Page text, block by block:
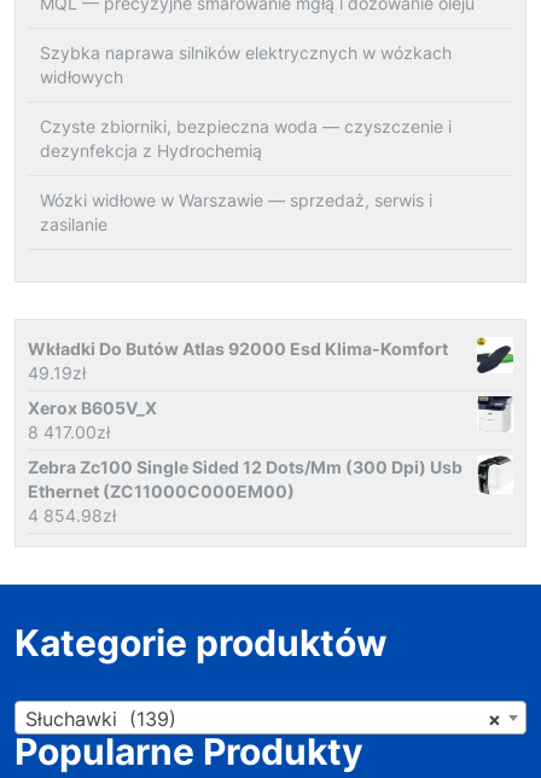
Szybka naprawa silników elektrycznych w wózkach
widłowych
Czyste zbiorniki, bezpieczna woda — czyszczenie i
dezynfekcja z Hydrochemią
Wózki widłowe w Warszawie — sprzedaż, serwis i
zasilanie
Wkładki Do Butów Atlas 92000 Esd Klima-Komfort
49.19zł
Xerox B605V_X
8 417.00zł
Zebra Zc100 Single Sided 12 Dots/Mm (300 Dpi) Usb
Ethernet (ZC11000C000EM00)
4 854.98zł
Kategorie produktów
×
Słuchawki (139)
Popularne Produkty